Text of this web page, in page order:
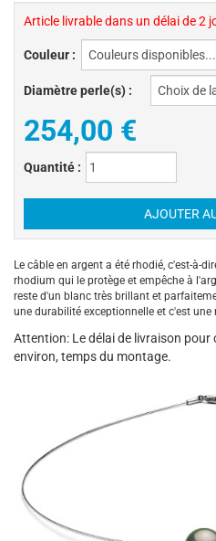
Article livrable dans un délai de 2
Couleur :
Diamètre perle(s) :
254,00 €
Quantité :
Le câble en argent a été rhodié, c'est-à-
rhodium qui le protège et empêche à
reste d'un blanc très brillant et
une durabilité exceptionnelle et c'est
Attention: Le délai de livraison
environ, temps du montage.